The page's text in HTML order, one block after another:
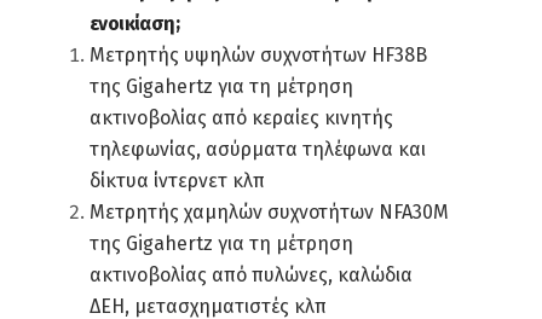
ενοικίαση;
Μετρητής υψηλών συχνοτήτων HF38B
της Gigahertz για τη μέτρηση
ακτινοβολίας από κεραίες κινητής
τηλεφωνίας, ασύρματα τηλέφωνα και
δίκτυα ίντερνετ κλπ
Μετρητής χαμηλών συχνοτήτων NFA30M
της Gigahertz για τη μέτρηση
ακτινοβολίας από πυλώνες, καλώδια
ΔΕΗ, μετασχηματιστές κλπ